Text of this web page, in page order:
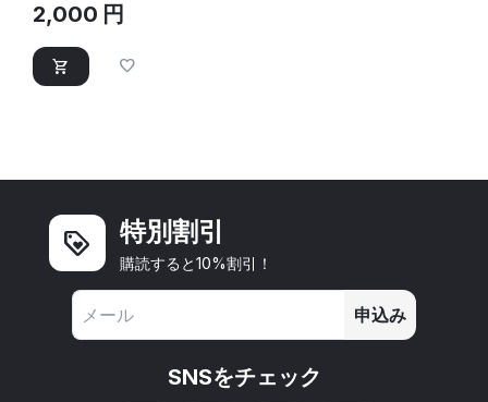
2,000 円
特別割引
購読すると10%割引！
申込み
SNSをチェック